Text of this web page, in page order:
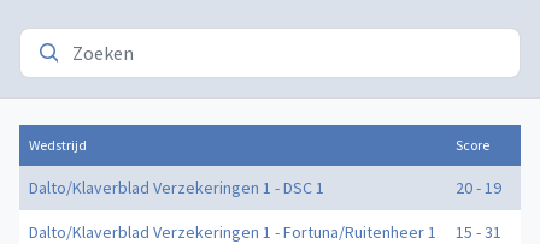
Wedstrijd Score
Dalto/Klaverblad Verzekeringen 1 - DSC 1 20 - 19
Dalto/Klaverblad Verzekeringen 1 - Fortuna/Ruitenheer 1 15 - 31